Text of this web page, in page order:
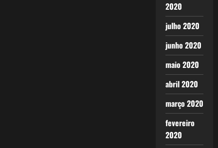
2020
julho 2020
junho 2020
maio 2020
abril 2020
março 2020
fevereiro
2020